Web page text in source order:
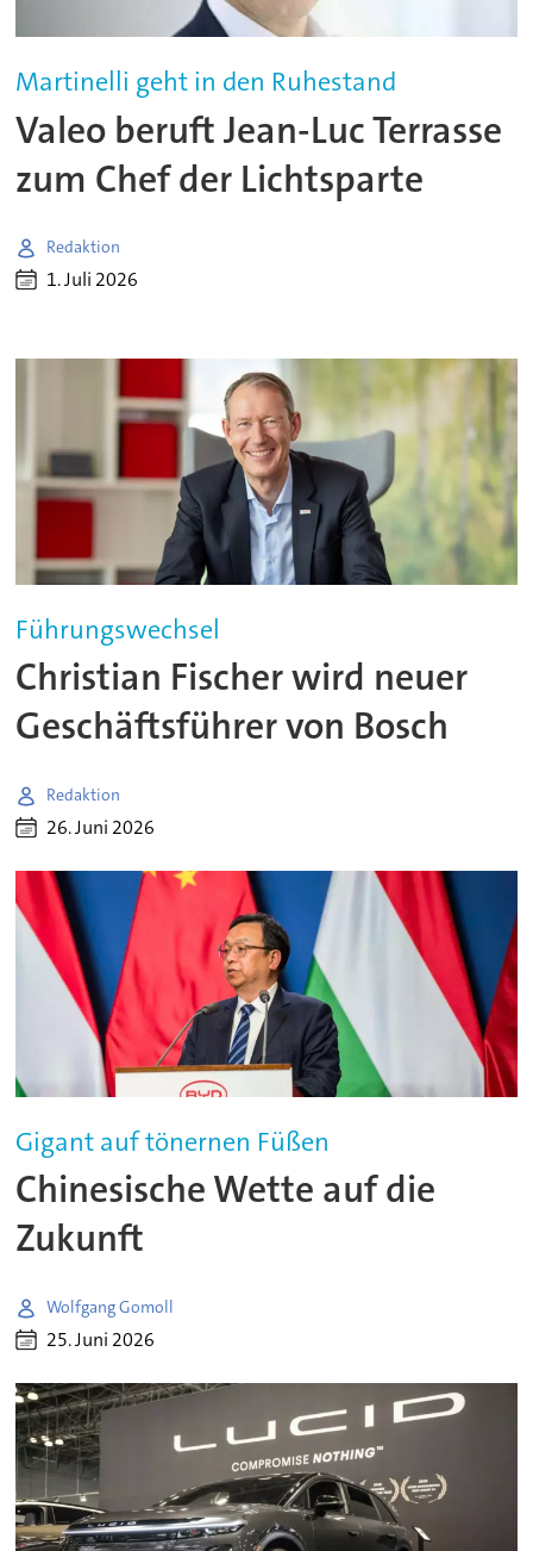
Martinelli geht in den Ruhestand
Valeo beruft Jean-Luc Terrasse
zum Chef der Lichtsparte
Redaktion
1. Juli 2026
Führungswechsel
Christian Fischer wird neuer
Geschäftsführer von Bosch
Redaktion
26. Juni 2026
Gigant auf tönernen Füßen
Chinesische Wette auf die
Zukunft
Wolfgang Gomoll
25. Juni 2026